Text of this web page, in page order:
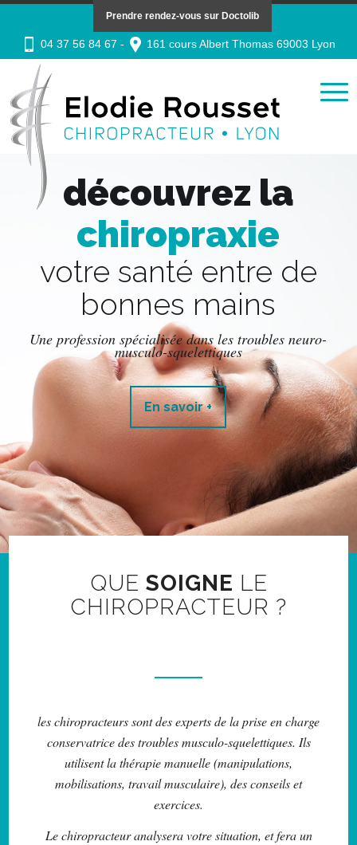
Prendre rendez-vous sur Doctolib
04 37 56 84 67 - 161 cours Albert Thomas 69003 Lyon
découvrez la
chiropraxie
votre santé entre de
bonnes mains
Une profession spécialisée dans les troubles neuro-
musculo-squelettiques
En savoir +
QUE SOIGNE LE
CHIROPRACTEUR ?
les chiropracteurs sont des experts de la prise en charge
conservatrice des troubles musculo-squelettiques. Ils
utilisent la thérapie manuelle (manipulations,
mobilisations, travail musculaire), des conseils et
exercices.
Le chiropracteur analysera votre situation, et fera un